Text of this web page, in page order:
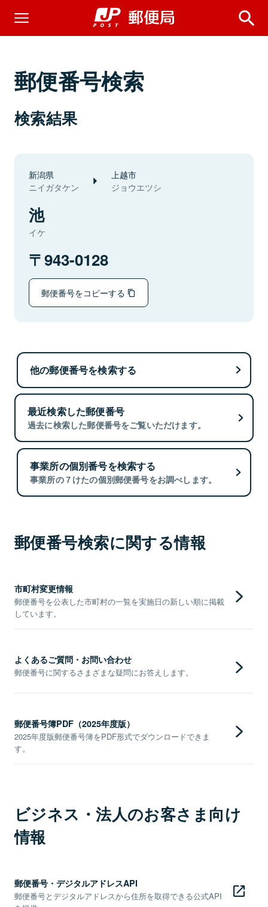
郵便番号検索
検索結果
新潟県
ニイガタケン
上越市
ジョウエツシ
池
イケ
943-0128
郵便番号をコピーする
他の郵便番号を検索する
最近検索した郵便番号
過去に検索した郵便番号をご覧いただけます。
事業所の個別番号を検索する
事業所の７けたの個別郵便番号をお調べします。
郵便番号検索に関する情報
市町村変更情報
郵便番号を公表した市町村の一覧を実施日の新しい順に掲載
しています。
よくあるご質問・お問い合わせ
郵便番号に関するさまざまな疑問にお答えします。
郵便番号簿PDF（2025年度版）
2025年度版郵便番号簿をPDF形式でダウンロードできま
す。
ビジネス・法人のお客さま向け
情報
郵便番号・デジタルアドレスAPI
郵便番号とデジタルアドレスから住所を取得できる公式API